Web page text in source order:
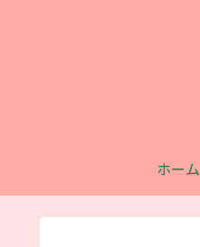
ホーム